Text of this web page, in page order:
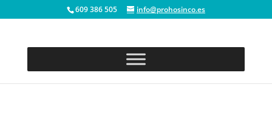
609 386 505 info@prohosinco.es